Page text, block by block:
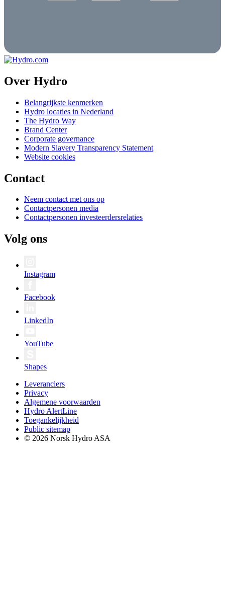
Over Hydro
Belangrijkste kenmerken
Hydro locaties in Nederland
The Hydro Way
Brand Center
Corporate governance
Modern Slavery Transparency Statement
Website cookies
Contact
Neem contact met ons op
Contactpersonen media
Contactpersonen investeerdersrelaties
Volg ons
Instagram
Facebook
LinkedIn
YouTube
Shapes
Leveranciers
Privacy
Algemene voorwaarden
Hydro AlertLine
Toegankelijkheid
Public sitemap
© 2026 Norsk Hydro ASA